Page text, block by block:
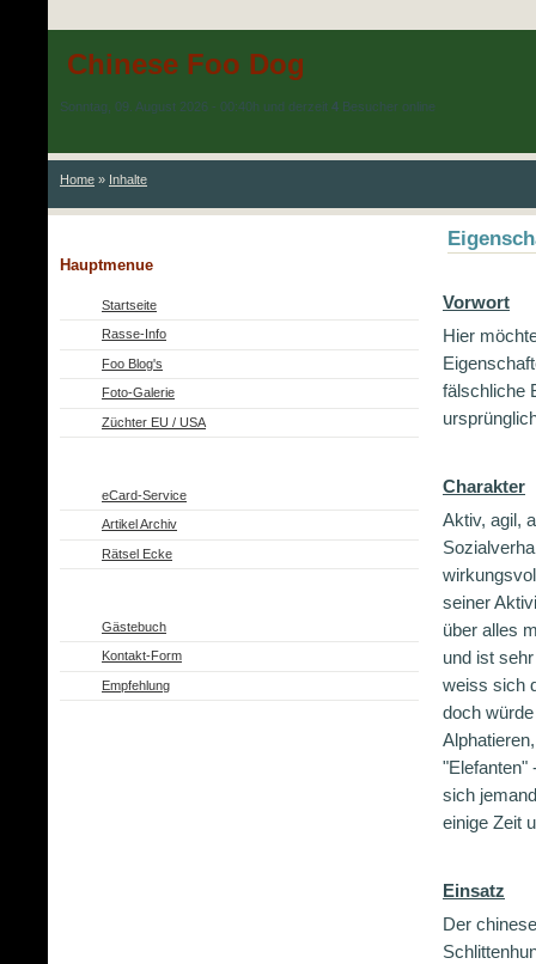
Chinese Foo Dog
Sonntag, 09. August 2026 - 00:40h und derzeit 4 Besucher online
Home » Inhalte
Hauptmenue
Startseite
Rasse-Info
Foo Blog's
Foto-Galerie
Züchter EU / USA
eCard-Service
Artikel Archiv
Rätsel Ecke
Gästebuch
Kontakt-Form
Empfehlung
Vorwort
Hier
fälschliche
Charakter
Aktiv, agil,
seiner
über alles
und ist
weiss sich
doch
"Elefanten"
sich
einige Zeit
Einsatz
Der